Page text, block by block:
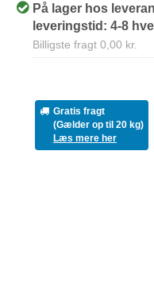
På lager hos
leveringstid: 4-8
Billigste fragt 0,00 kr.
Gratis fragt
(Gælder op til 20 kg)
Læs mere her